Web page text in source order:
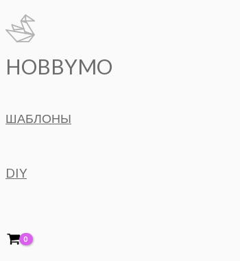
Перейти
к
содержимому
HOBBYMO
ШАБЛОНЫ
DIY